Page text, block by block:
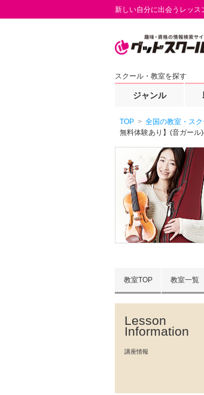
新しい自分に出会うレッ
スクール・教室を探す
ジャンル
TOP 全国の教室・ス
無料体験あり】(音ガール
教室TOP 教室一覧
Lesson
Information
講座情報